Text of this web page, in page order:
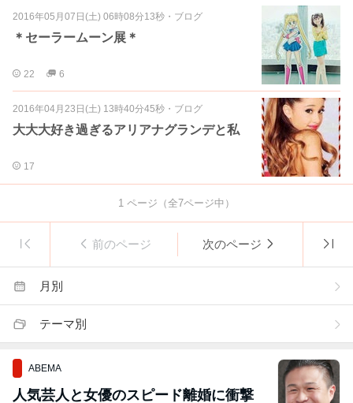
2016年05月07日(土) 06時08分13秒 ・ ブログ
＊セーラームーン展＊
22 6
2016年04月23日(土) 13時40分45秒 ・ ブログ
大大大好き過ぎるアリアナグランデと私
17
1 ページ（全7ページ中）
前のページ 次のページ
月別
テーマ別
ABEMA
人気芸人と女優のスピード離婚に衝撃